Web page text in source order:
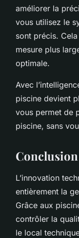
améliorer la
vous utilisez le
sont précis.
mesure plus
optimale.
Avec
piscine devient
vous permet de
piscine, sans
Conclusion
L’innovation
entièrement la
Grâce aux
contrôler la
le local